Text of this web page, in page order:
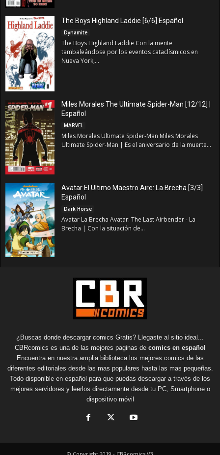
The Boys Highland Laddie [6/6] Español
Dynamite
The Boys Highland Laddie Con la mente
tambaleándose por los eventos cataclísmicos en
Nueva York,...
Miles Morales The Ultimate Spider-Man [12/12] |
Español
MARVEL
Miles Morales Ultimate Spider-Man Miles Morales
Ultimate Spider-Man | Es el aniversario de la muerte...
Avatar El Ultimo Maestro Aire: La Brecha [3/3]
Español
Dark Horse
Avatar La Brecha Avatar: The Last Airbender - La
Brecha | Con la situación de...
¿Buscas donde descargar comics Gratis? Llegaste al sitio ideal...
CBRcomics es una de las mejores paginas de comics en español
Encuentra en nuestra amplia biblioteca los mejores comics de las
diferentes editoriales desde las mas populares hasta las mas pequeñas.
Todo disponible en español para que puedas descargar a través de los
mejores servidores y leerlos directamente desde tu PC, Smartphone o
dispositivo móvil